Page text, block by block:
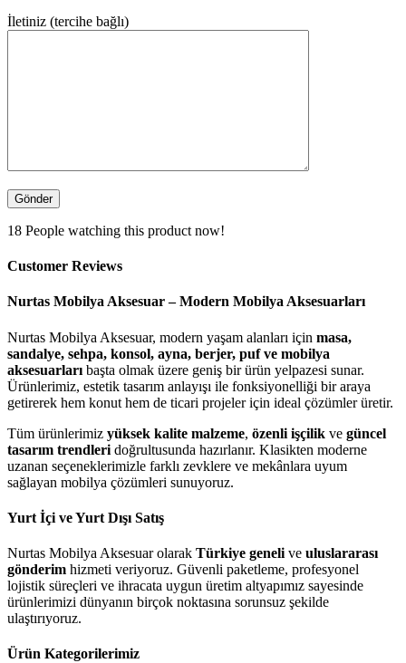
İletiniz (tercihe bağlı)
18 People watching this product now!
Customer Reviews
Nurtas Mobilya Aksesuar – Modern Mobilya Aksesuarları
Nurtas Mobilya Aksesuar, modern yaşam alanları için masa,
sandalye, sehpa, konsol, ayna, berjer, puf ve mobilya
aksesuarları başta olmak üzere geniş bir ürün yelpazesi sunar.
Ürünlerimiz, estetik tasarım anlayışı ile fonksiyonelliği bir araya
getirerek hem konut hem de ticari projeler için ideal çözümler üretir.
Tüm ürünlerimiz yüksek kalite malzeme, özenli işçilik ve güncel
tasarım trendleri doğrultusunda hazırlanır. Klasikten moderne
uzanan seçeneklerimizle farklı zevklere ve mekânlara uyum
sağlayan mobilya çözümleri sunuyoruz.
Yurt İçi ve Yurt Dışı Satış
Nurtas Mobilya Aksesuar olarak Türkiye geneli ve uluslararası
gönderim hizmeti veriyoruz. Güvenli paketleme, profesyonel
lojistik süreçleri ve ihracata uygun üretim altyapımız sayesinde
ürünlerimizi dünyanın birçok noktasına sorunsuz şekilde
ulaştırıyoruz.
Ürün Kategorilerimiz